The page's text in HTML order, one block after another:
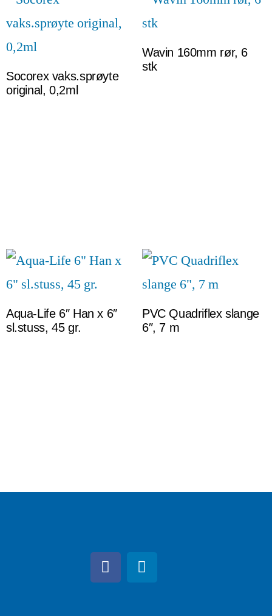
Socorex vaks.sprøyte
original, 0,2ml
Wavin 160mm rør, 6
stk
Aqua-Life 6″ Han x 6″
sl.stuss, 45 gr.
PVC Quadriflex slange
6″, 7 m